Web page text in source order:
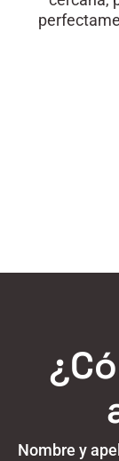
Nombre y